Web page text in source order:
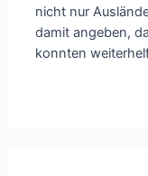
nicht nur
damit angeben,
konnten